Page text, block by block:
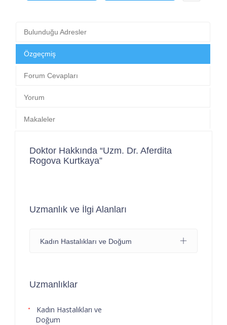
Bulunduğu Adresler
Özgeçmiş
Forum Cevapları
Yorum
Makaleler
Doktor Hakkında “Uzm. Dr. Aferdita
Rogova Kurtkaya”
Uzmanlık ve İlgi Alanları
Kadın Hastalıkları ve Doğum
Uzmanlıklar
Kadın Hastalıkları ve
Doğum